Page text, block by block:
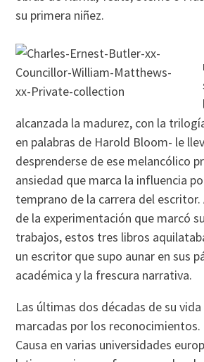
su primera niñez.
alcanzada la madurez, con la
en palabras de Harold Bloom- le
desprenderse de ese melancólico
ansiedad que marca la influencia
temprano de la carrera del escritor.
de la experimentación que marcó
trabajos, estos tres libros
un escritor que supo aunar en sus
académica y la frescura narrativa.
Las últimas dos décadas de su
marcadas por los
Causa en varias universidades